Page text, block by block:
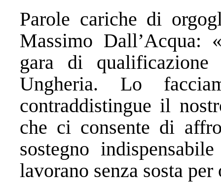
Parole cariche di
Massimo Dall’Acqua:
gara di
Ungheria. Lo
contraddistingue il
che ci consente di
sostegno
lavorano senza sosta